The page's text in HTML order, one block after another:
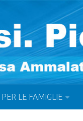
PER LE FAMIGLIE